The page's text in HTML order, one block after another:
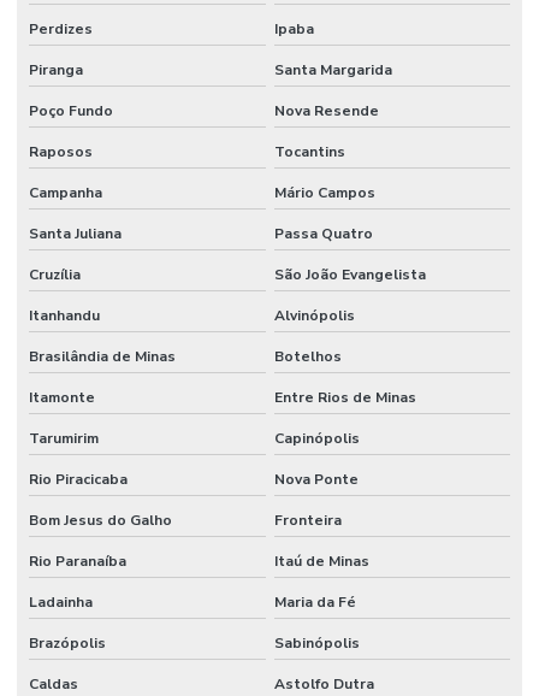
Perdizes Ipaba
Piranga Santa Margarida
Poço Fundo Nova Resende
Raposos Tocantins
Campanha Mário Campos
Santa Juliana Passa Quatro
Cruzília São João Evangelista
Itanhandu Alvinópolis
Brasilândia de Minas Botelhos
Itamonte Entre Rios de Minas
Tarumirim Capinópolis
Rio Piracicaba Nova Ponte
Bom Jesus do Galho Fronteira
Rio Paranaíba Itaú de Minas
Ladainha Maria da Fé
Brazópolis Sabinópolis
Caldas Astolfo Dutra